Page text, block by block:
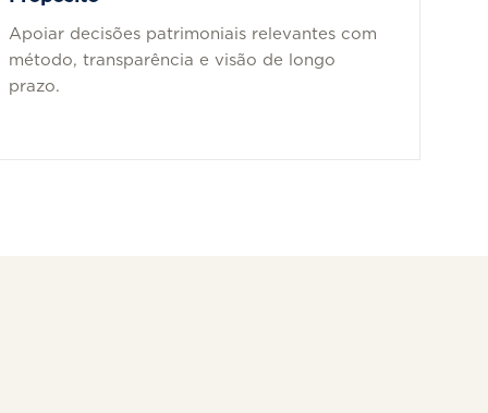
Apoiar decisões patrimoniais relevantes com
método, transparência e visão de longo
prazo.